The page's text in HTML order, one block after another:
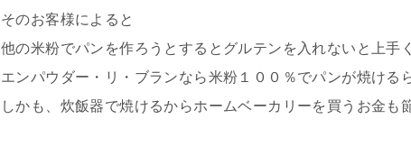
そのお客様によると
他の米粉でパンを作ろうとするとグルテンを入れないと上手
エンパウダー・リ・ブランなら米粉１００％でパンが焼ける
しかも、炊飯器で焼けるからホームベーカリーを買うお金も